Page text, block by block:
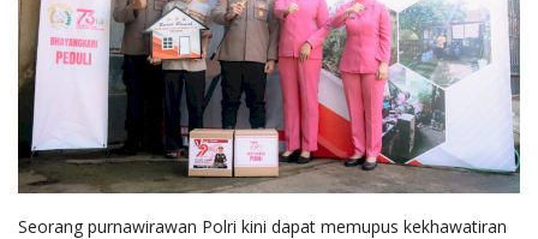
Seorang purnawirawan Polri kini dapat memupus kekhawatiran